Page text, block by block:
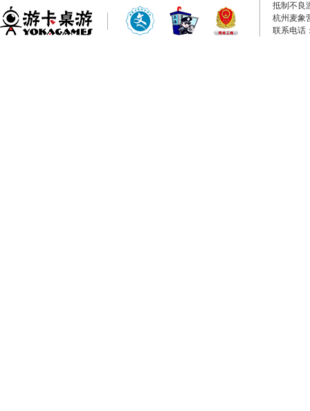
抵制不良
杭州麦象
联系电话